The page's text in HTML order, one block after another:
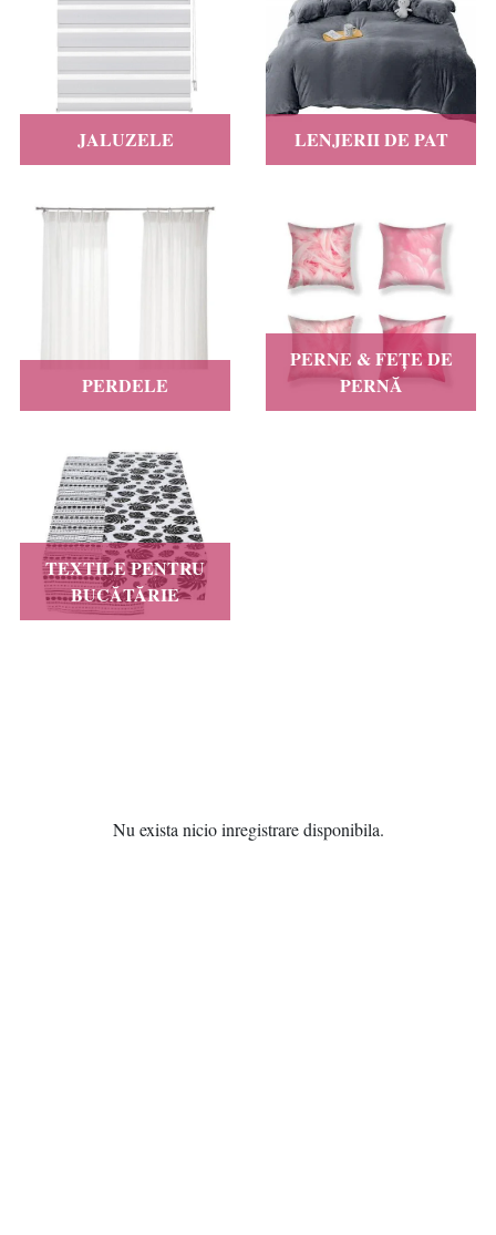
JALUZELE LENJERII DE PAT
PERDELE
PERNE & FEȚE DE
PERNĂ
TEXTILE PENTRU
BUCĂTĂRIE
Nu exista nicio inregistrare disponibila.